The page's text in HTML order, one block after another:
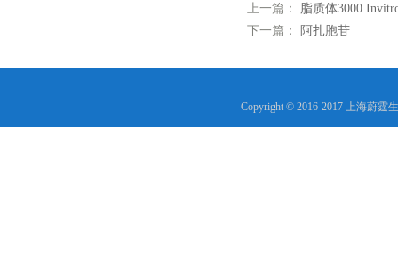
上一篇： 脂质体3000
下一篇：
阿扎胞苷
Copyright © 2016-2017 上海蔚霆